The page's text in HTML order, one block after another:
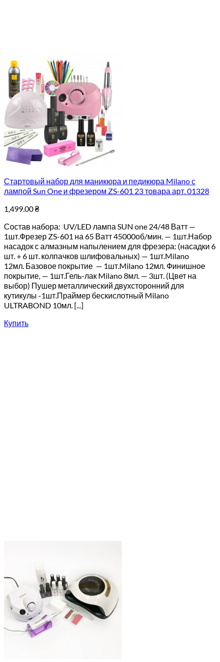
Стартовый набор для маникюра и педикюра Milano с
лампой Sun One и фрезером ZS-601 23 товара арт. 01328
1,499.00₴
Состав набора: UV/LED лампа SUN one 24/48 Ватт —
1шт.Фрезер ZS-601 на 65 Ватт 45000об/мин. — 1шт.Набор
насадок с алмазным напылением для фрезера: (насадки 6
шт. + 6 шт. колпачков шлифовальных) — 1шт.Milano
12мл. Базовое покрытие — 1шт.Milano 12мл. Финишное
покрытие, — 1шт.Гель-лак Milano 8мл. — 3шт. (Цвет на
выбор) Пушер металлический двухсторонний для
кутикулы -1шт.Праймер бескислотный Milano
ULTRABOND 10мл. [...]
Купить